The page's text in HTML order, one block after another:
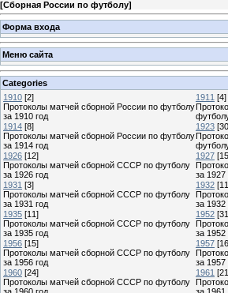
[Сборная России по футболу]
Форма входа
Меню сайта
Categories
1910 [2]
Протоколы матчей сборной России по футболу
за 1910 год
1911 [4]
1914 [8]
Протоколы матчей сборной России по футболу
за 1914 год
1923
1926 [12]
Протоколы матчей сборной СССР по футболу
за 1926 год
1927
за 1927
1931 [3]
Протоколы матчей сборной СССР по футболу
за 1931 год
1932
за 1932
1935 [11]
Протоколы матчей сборной СССР по футболу
за 1935 год
1952
за 1952
1956 [15]
Протоколы матчей сборной СССР по футболу
за 1956 год
1957
за 1957
1960 [24]
Протоколы матчей сборной СССР по футболу
1961